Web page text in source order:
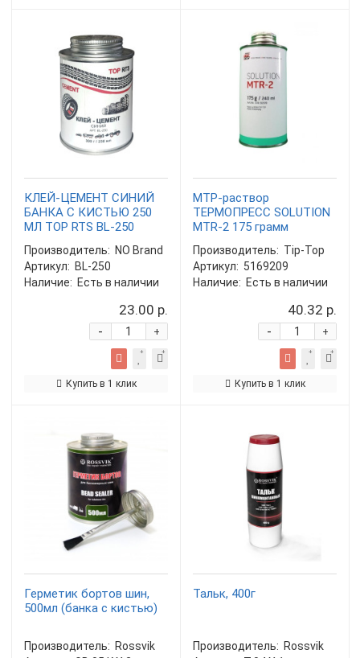
КЛЕЙ-ЦЕМЕНТ СИНИЙ
БАНКА С КИСТЬЮ 250
МЛ TOP RTS BL-250
Производитель: NO Brand
Артикул: BL-250
Наличие: Есть в наличии
23.00 р.
+
-
Купить в 1 клик
МТР-раствор
ТЕРМОПРЕСС SOLUTION
MTR-2 175 грамм
Производитель: Tip-Top
Артикул: 5169209
Наличие: Есть в наличии
40.32 р.
+
-
Купить в 1 клик
Герметик бортов шин,
500мл (банка с кистью)
Производитель: Rossvik
Тальк, 400г
Производитель: Rossvik